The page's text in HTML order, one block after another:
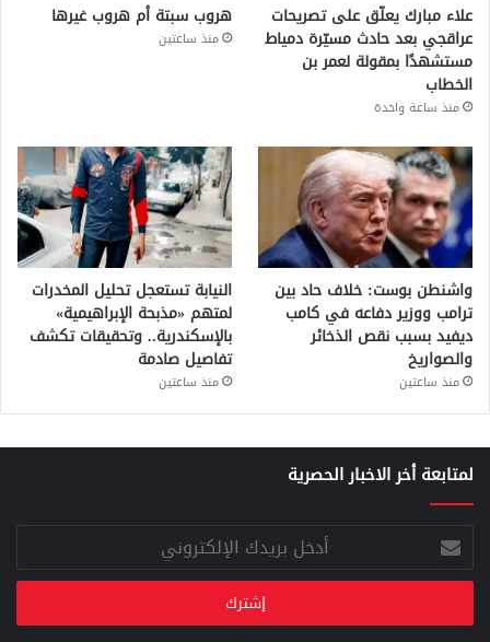
علاء مبارك يعلّق على تصريحات
عراقجي بعد حادث مسيّرة دمياط
مستشهدًا بمقولة لعمر بن
الخطاب
منذ ساعة واحدة
هروب سبتة أم هروب غيرها
منذ ساعتين
واشنطن بوست: خلاف حاد بين
ترامب ووزير دفاعه في كامب
ديفيد بسبب نقص الذخائر
والصواريخ
منذ ساعتين
النيابة تستعجل تحليل المخدرات
لمتهم «مذبحة الإبراهيمية»
بالإسكندرية.. وتحقيقات تكشف
تفاصيل صادمة
منذ ساعتين
لمتابعة أخر الاخبار الحصرية
أدخل
بريدك
الإلكتروني